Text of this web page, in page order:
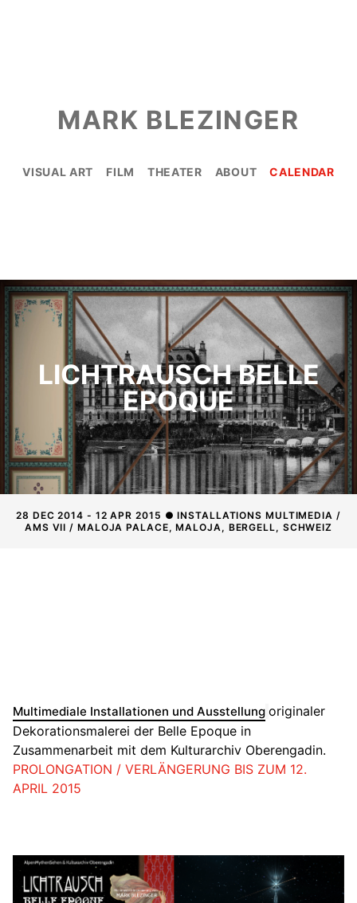
MARK BLEZINGER
VISUAL ART FILM THEATER ABOUT CALENDAR
LICHTRAUSCH BELLE
EPOQUE
28 DEC 2014 - 12 APR 2015 ● INSTALLATIONS MULTIMEDIA /
AMS VII / MALOJA PALACE, MALOJA, BERGELL, SCHWEIZ
Multimediale Installationen und Ausstellung originaler
Dekorationsmalerei der Belle Epoque in
Zusammenarbeit mit dem Kulturarchiv Oberengadin.
PROLONGATION / VERLÄNGERUNG BIS ZUM 12.
APRIL 2015